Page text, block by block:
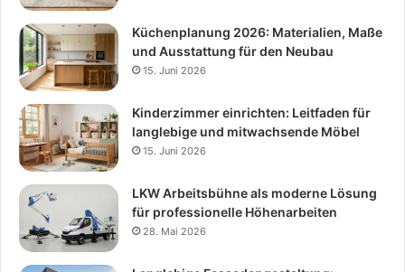
Küchenplanung 2026: Materialien, Maße
und Ausstattung für den Neubau
15. Juni 2026
Kinderzimmer einrichten: Leitfaden für
langlebige und mitwachsende Möbel
15. Juni 2026
LKW Arbeitsbühne als moderne Lösung
für professionelle Höhenarbeiten
28. Mai 2026